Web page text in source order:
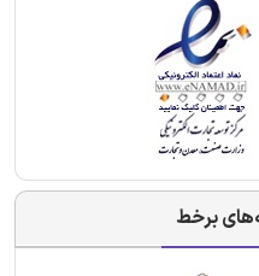
برخط